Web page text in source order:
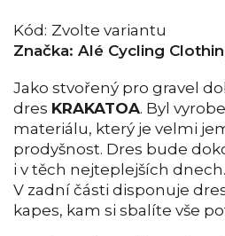
Kód: Zvolte variantu
Značka: Alé Cycling
Jako stvořený pro gravel
dres KRAKATOA. Byl
materiálu, který je velmi
prodyšnost. Dres bude
i v těch nejteplejších dnech.
V zadní části disponuje
kapes, kam si sbalíte vše